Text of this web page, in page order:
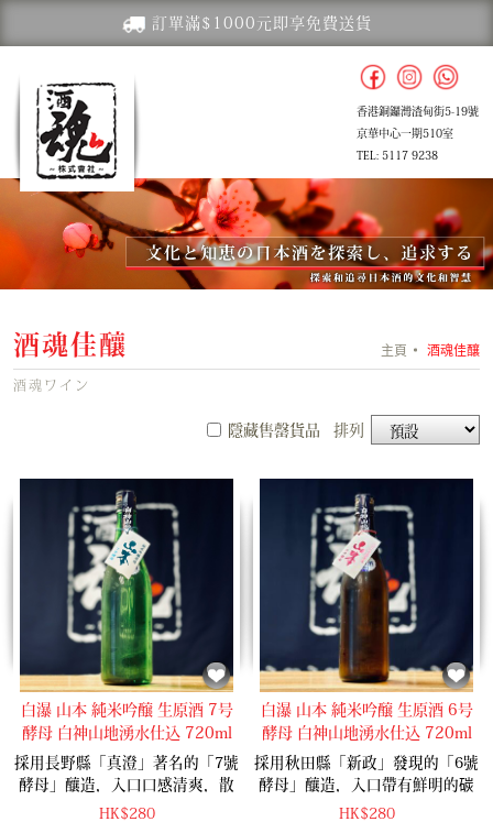
訂單滿$1000元即享免費送貨
香港銅鑼灣渣甸街5-19號
京華中心一期510室
TEL: 5117 9238
酒魂佳釀 主頁 酒魂佳釀
酒魂ワイン
隱藏售罄貨品 排列
白瀑 山本 純米吟醸 生原酒 7号
酵母 白神山地湧水仕込 720ml
(2026.01)
採用長野縣「真澄」著名的「7號
酵母」釀造，入口口感清爽，散
發清新柔和的吟釀香，絕對是讓
HK$280
白瀑 山本 純米吟醸 生原酒 6号
酵母 白神山地湧水仕込 720ml
(2026.01)
採用秋田縣「新政」發現的「6號
酵母」釀造，入口帶有鮮明的碳
酸口感，其後慢慢變得柔和，同
HK$280